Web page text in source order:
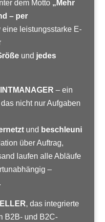
dem Motto „Mehr
– per
eine leistungsstarke E-
und jedes
– ein
nicht nur Aufgaben
und beschleuni
über Auftrag,
laufen alle Abläufe
–
, das integrierte
B2B- und B2C-